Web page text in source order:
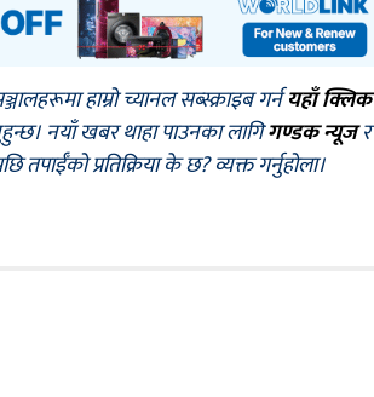
हाम्रो च्यानल सब्स्क्राइब गर्नयहाँ क्लिक
नयाँ खबर थाहा पाउनका लागिगण्डक न्यूजर
तपाईँको प्रतिक्रिया के छ? व्यक्त गर्नुहोला।